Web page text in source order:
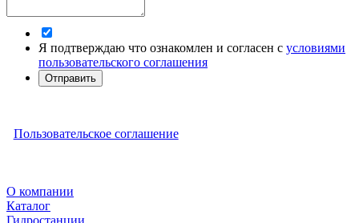
Я подтверждаю что ознакомлен и согласен с условиями
пользовательского соглашения
Отправить
Пользовательское соглашение
О компании
Каталог
Гидростанции